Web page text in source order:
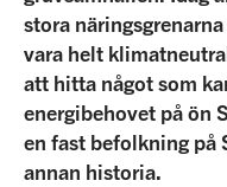
stora
vara helt
att hitta något som
energibehovet på ön
en fast befolkning på
annan historia.